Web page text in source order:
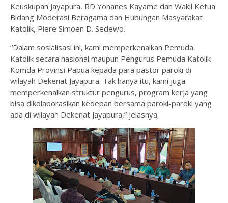
Keuskupan Jayapura, RD Yohanes Kayame dan Wakil Ketua
Bidang Moderasi Beragama dan Hubungan Masyarakat
Katolik, Piere Simoen D. Sedewo.
“Dalam sosialisasi ini, kami memperkenalkan Pemuda
Katolik secara nasional maupun Pengurus Pemuda Katolik
Komda Provinsi Papua kepada para pastor paroki di
wilayah Dekenat Jayapura. Tak hanya itu, kami juga
memperkenalkan struktur pengurus, program kerja yang
bisa dikolaborasikan kedepan bersama paroki-paroki yang
ada di wilayah Dekenat Jayapura,” jelasnya.